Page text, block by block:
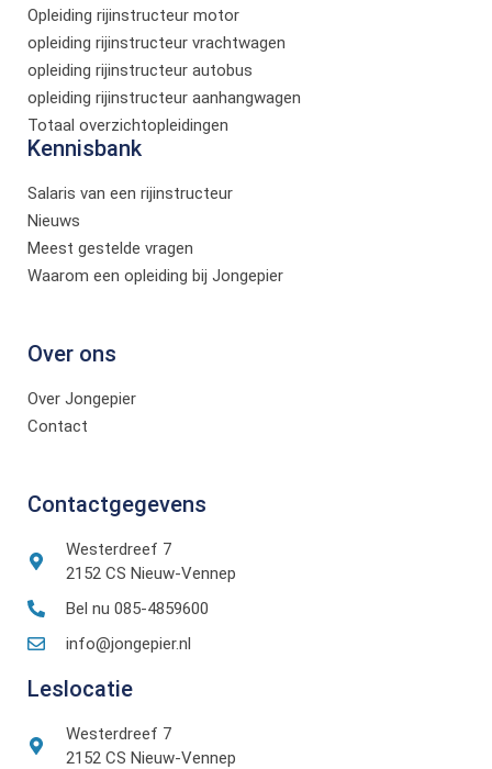
Opleiding rijinstructeur motor
opleiding rijinstructeur vrachtwagen
opleiding rijinstructeur autobus
opleiding rijinstructeur aanhangwagen
Totaal overzichtopleidingen
Kennisbank
Salaris van een rijinstructeur
Nieuws
Meest gestelde vragen
Waarom een opleiding bij Jongepier
Over ons
Over Jongepier
Contact
Contactgegevens
Westerdreef 7
2152 CS Nieuw-Vennep
Bel nu 085-4859600
info@jongepier.nl
Leslocatie
Westerdreef 7
2152 CS Nieuw-Vennep